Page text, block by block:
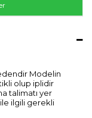
Modelin
olup iplidir
talimatı yer
ile ilgili gerekli